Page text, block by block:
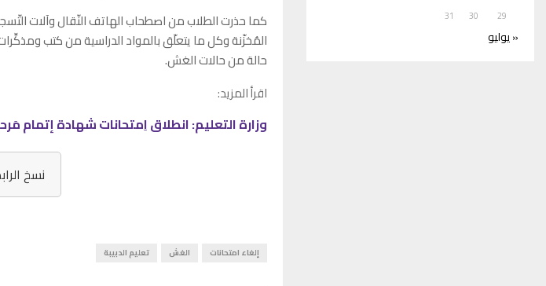
كما حذرت الطلاب من اصطحاب الهاتف النّقال وآلات
المُخزّنة وكل ما يتعلّق بالمواد الدراسية من كتب
حالة من حالات الغش.
اقرأ المزيد:
وزارة التعليم: انطلاق اِمتحانات شهادة إتمام مَرحلة التّعليم
نسخ
إلغاء امتحانات الغش تعليم الدبيبة
29
30
31
« يوليو